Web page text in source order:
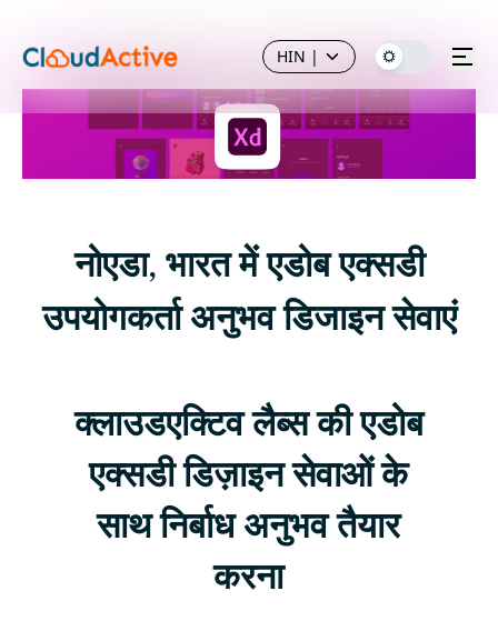
HIN |
नोएडा, भारत में एडोब एक्सडी
उपयोगकर्ता अनुभव डिजाइन सेवाएं
क्लाउडएक्टिव लैब्स की एडोब
एक्सडी डिज़ाइन सेवाओं के
साथ निर्बाध अनुभव तैयार
करना